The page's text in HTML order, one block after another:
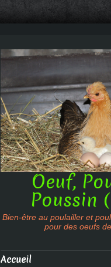
Oeuf,
Poussin
Bien-être au poulailler et
pour des oeufs
Accueil